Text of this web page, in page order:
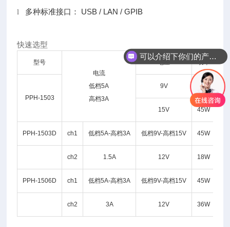
l 多种标准接口： USB / LAN / GPIB
快速选型
型号
电流
低档5A
高档3A
电压 功率 功
PPH-1503
9V
45W
线
15V
45W
PPH-1503D ch1 低档5A-高档3A 低档9V-高档15V
45W
ch2
1.5A 12V 18W
PPH-1506D ch1 低档5A-高档3A 低档9V-高档15V
45W
ch2
3A 12V 36W
可以介绍下你们的产品么
你们是怎么收费的呢